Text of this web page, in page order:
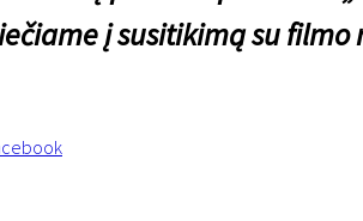
į susitikimą su filmo